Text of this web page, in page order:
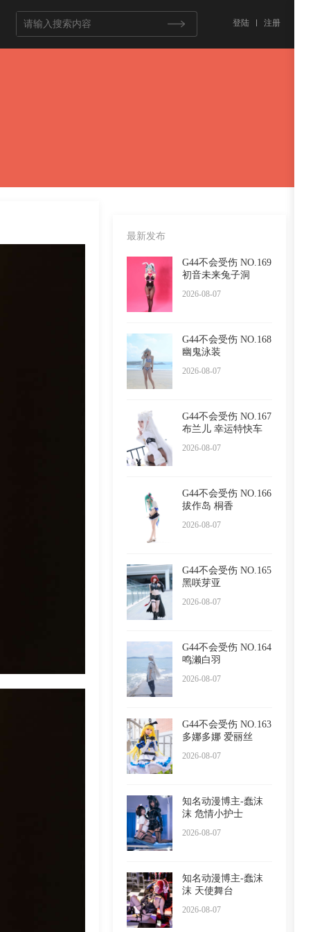
登陆 注册
最新发布
G44不会受伤 NO.169
初音未来兔子洞
2026-08-07
G44不会受伤 NO.168
幽鬼泳装
2026-08-07
G44不会受伤 NO.167
布兰儿 幸运特快车
2026-08-07
G44不会受伤 NO.166
拔作岛 桐香
2026-08-07
G44不会受伤 NO.165
黑咲芽亚
2026-08-07
G44不会受伤 NO.164
鸣濑白羽
2026-08-07
G44不会受伤 NO.163
多娜多娜 爱丽丝
2026-08-07
知名动漫博主-蠢沫
沫 危情小护士
2026-08-07
知名动漫博主-蠢沫
沫 天使舞台
2026-08-07